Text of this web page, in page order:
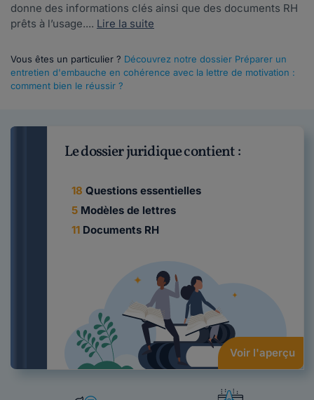
Le dossier juridique contient :
18 Questions essentielles
5 Modèles de lettres
11 Documents RH
Voir l'aperçu
donne des informations clés ainsi que des documents RH
prêts à l’usage.... Lire la suite
Vous êtes un particulier ? Découvrez notre dossier Préparer un
entretien d'embauche en cohérence avec la lettre de motivation :
comment bien le réussir ?